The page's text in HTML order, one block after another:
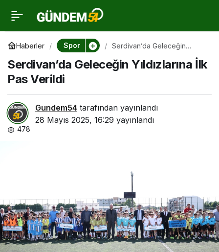
Haberler Spor
Serdivan’da Geleceğin
Serdivan’da Geleceğin Yıldızlarına İlk
Pas Verildi
Gundem54 tarafından yayınlandı
28 Mayıs 2025, 16:29 yayınlandı
478
Serdivan’da Geleceğin
Yıldızlarına İlk Pas
Verildi